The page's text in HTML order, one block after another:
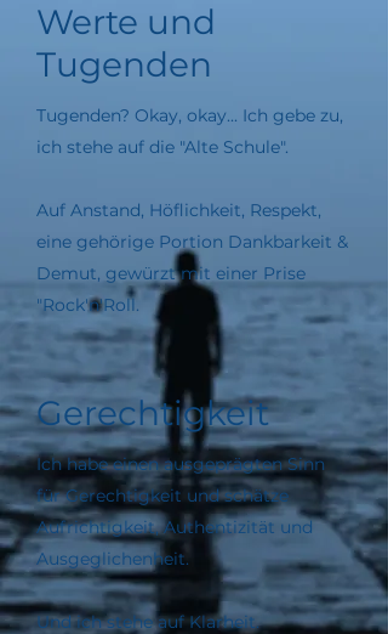
Werte und
Tugenden
Tugenden? Okay, okay... Ich gebe zu,
ich stehe auf die "Alte Schule".
Auf Anstand, Höflichkeit, Respekt,
eine gehörige Portion Dankbarkeit &
Demut, gewürzt mit einer Prise
"Rock'n'Roll.
Gerechtigkeit
Ich habe einen ausgeprägten Sinn
für Gerechtigkeit und schätze
Aufrichtigkeit, Authentizität und
Ausgeglichenheit.
Und ich stehe auf Klarheit.